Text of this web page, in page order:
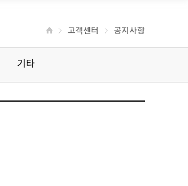
고객센터 공지사항
기타